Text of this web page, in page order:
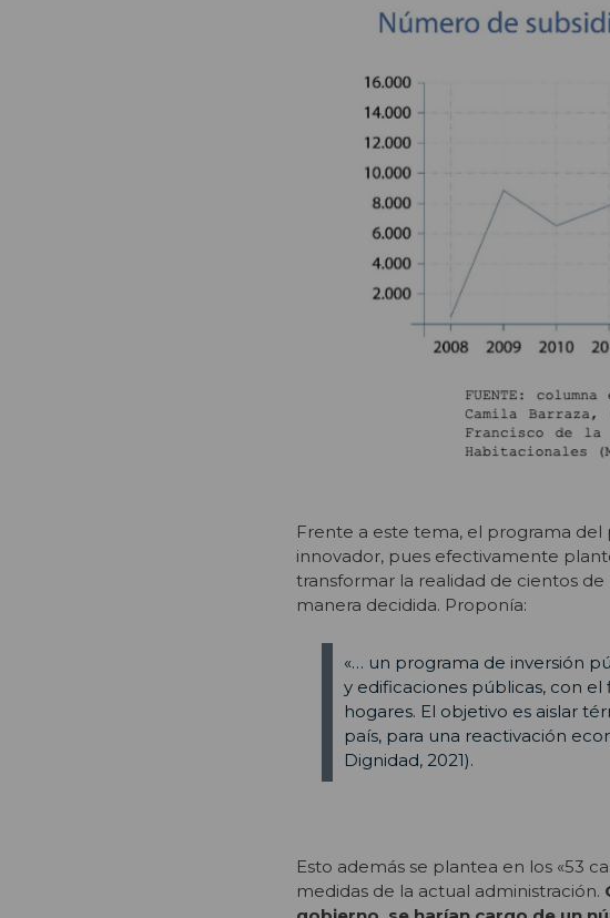
Frente a este tema, el programa
innovador, pues efectivamente
transformar la realidad de cientos
manera decidida. Proponía:
«… un programa de inversión
y edificaciones públicas, con
hogares. El objetivo es aislar
país, para una reactivación
Dignidad, 2021).
Esto además se plantea en los «53
medidas de la actual administración.